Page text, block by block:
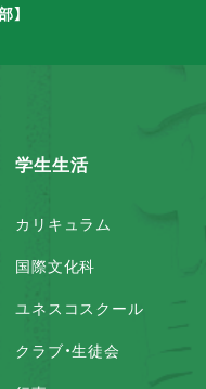
】
学生生活
カリキュラム
国際文化科
ユネスコスクール
クラブ・生徒会